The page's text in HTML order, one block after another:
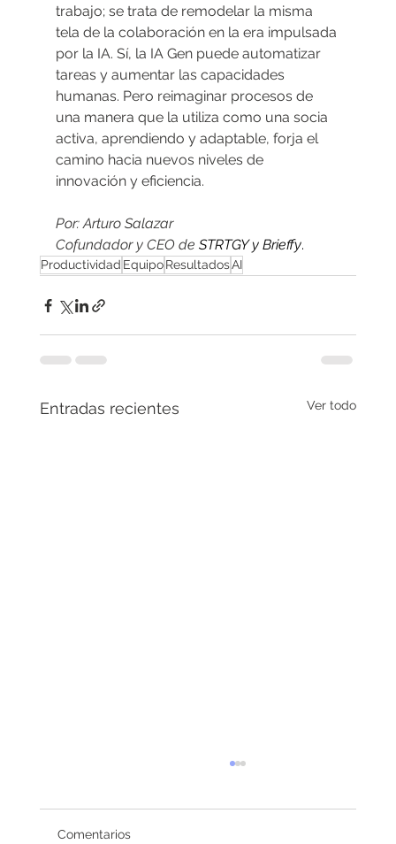
trabajo; se trata de remodelar la misma
tela de la colaboración en la era impulsada
por la IA. Sí, la IA Gen puede automatizar
tareas y aumentar las capacidades
humanas. Pero reimaginar procesos de
una manera que la utiliza como una socia
activa, aprendiendo y adaptable, forja el
camino hacia nuevos niveles de
innovación y eficiencia.
Por: Arturo Salazar
Cofundador y CEO de STRTGY y Brieffy.
Productividad Equipo ResultadosAI
Entradas recientes Ver todo
Comentarios